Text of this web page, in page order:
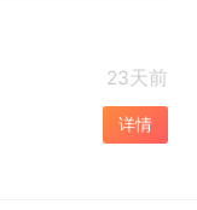
23天前
详情